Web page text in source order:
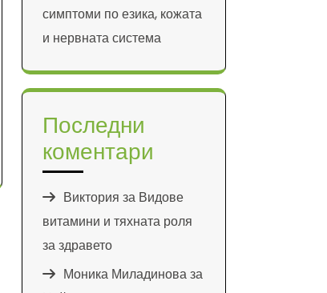
симптоми по езика, кожата
и нервната система
Последни
коментари
Виктория за Видове
витамини и тяхната роля
за здравето
Моника Миладиноваза